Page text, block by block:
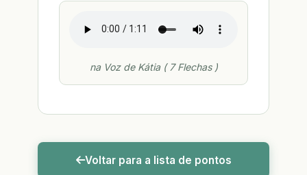
na Voz de Kátia ( 7 Flechas )
Voltar para a lista de pontos